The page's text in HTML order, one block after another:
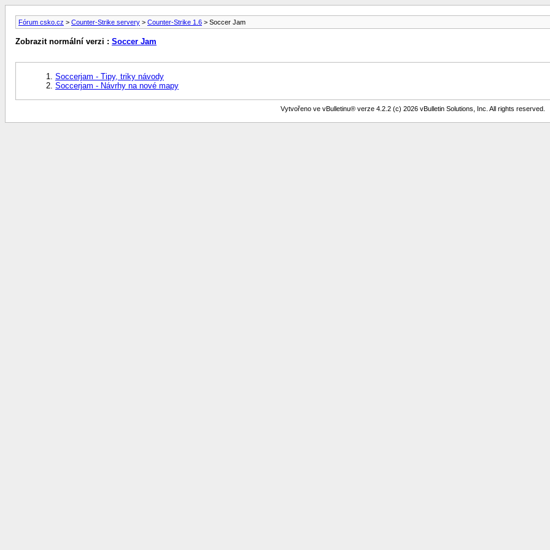
Fórum csko.cz > Counter-Strike servery > Counter-Strike 1.6 > Soccer Jam
Zobrazit normální verzi : Soccer Jam
Soccerjam - Tipy, triky návody
Soccerjam - Návrhy na nové mapy
Vytvořeno ve vBulletinu® verze 4.2.2 (c) 2026 vBulletin Solutions, Inc. All rights reserved.